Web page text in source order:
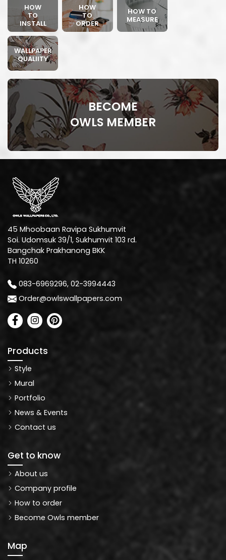
HOW
TO
INSTALL
HOW
TO
ORDER
HOW TO
MEASURE
WALLPAPER
QUALIITY
BECOME
OWLS MEMBER
45 Mhoobaan Ravipa Sukhumvit
Soi. Udomsuk 39/1, Sukhumvit 103 rd.
Bangchak Prakhanong BKK
TH 10260
083-6969296, 02-3994443
Order@owlswallpapers.com
Products
Style
Mural
Portfolio
News & Events
Contact us
Get to know
About us
Company profile
How to order
Become Owls member
Map